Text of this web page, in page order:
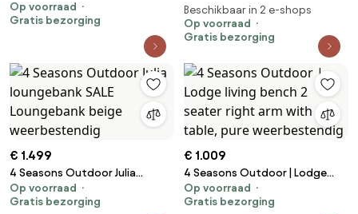
vierzits loungebank ** SALE **
Loungebank antraciet
Op voorraad
Gratis bezorging
loungebank SALE Loungebank
beige weerbestendig
Beschikbaar in 2 e-shops
Op voorraad
Gratis bezorging
€ 1.499
4 Seasons Outdoor Julia
loungebank SALE Loungebank
beige weerbestendig
Op voorraad
Gratis bezorging
€ 1.009
4 Seasons Outdoor | Lodge
living bench 2 seater right arm
with end table, pure
Op voorraad
Gratis bezorging